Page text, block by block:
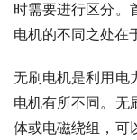
时需要进行区分。
电机的不同之处在
无刷电机是利用电
电机有所不同。无
体或电磁绕组，可